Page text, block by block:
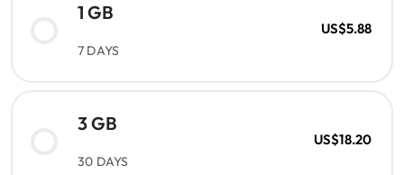
1 GB
7 DAYS
US$5.88
3 GB
30 DAYS
US$18.20